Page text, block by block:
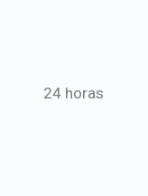
24 horas